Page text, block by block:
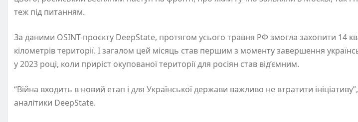
теж під питанням.
За даними OSINT-проєкту DeepState, протягом усього травня РФ змогла захопити 14
кілометрів території. І загалом цей місяць став першим з моменту завершення
у 2023 році, коли приріст окупованої території для росіян став від’ємним.
“Війна входить в новий етап і для Української держави важливо не втратити
аналітики DeepState.